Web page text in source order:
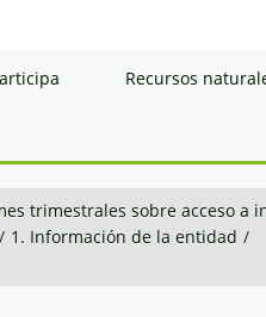
Recursos
trimestrales sobre acceso a
/ 1. Información de la entidad /